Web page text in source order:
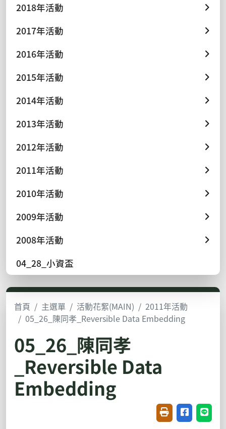
2018年活動
2017年活動
2016年活動
2015年活動
2014年活動
2013年活動
2012年活動
2011年活動
2010年活動
2009年活動
2008年活動
04_28_小資盃
首頁 主選單 活動花絮(MAIN)
2011年活動
05_26_陳同孝_Reversible Data Embedding
05_26_陳同孝
_Reversible Data
Embedding
友善列印(開新視
分享至臉書
分享